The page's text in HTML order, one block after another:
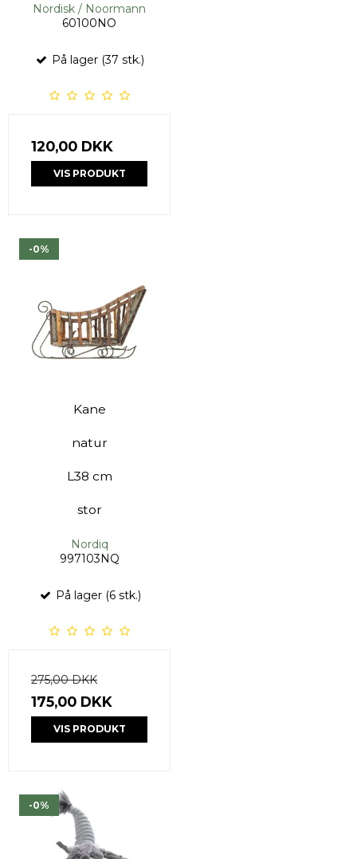
Nordisk / Noormann
60100NO
På lager (37 stk.)
120,00 DKK
VIS PRODUKT
-0%
Kane
natur
L38 cm
stor
Nordiq
997103NQ
På lager (6 stk.)
275,00 DKK
175,00 DKK
VIS PRODUKT
-0%